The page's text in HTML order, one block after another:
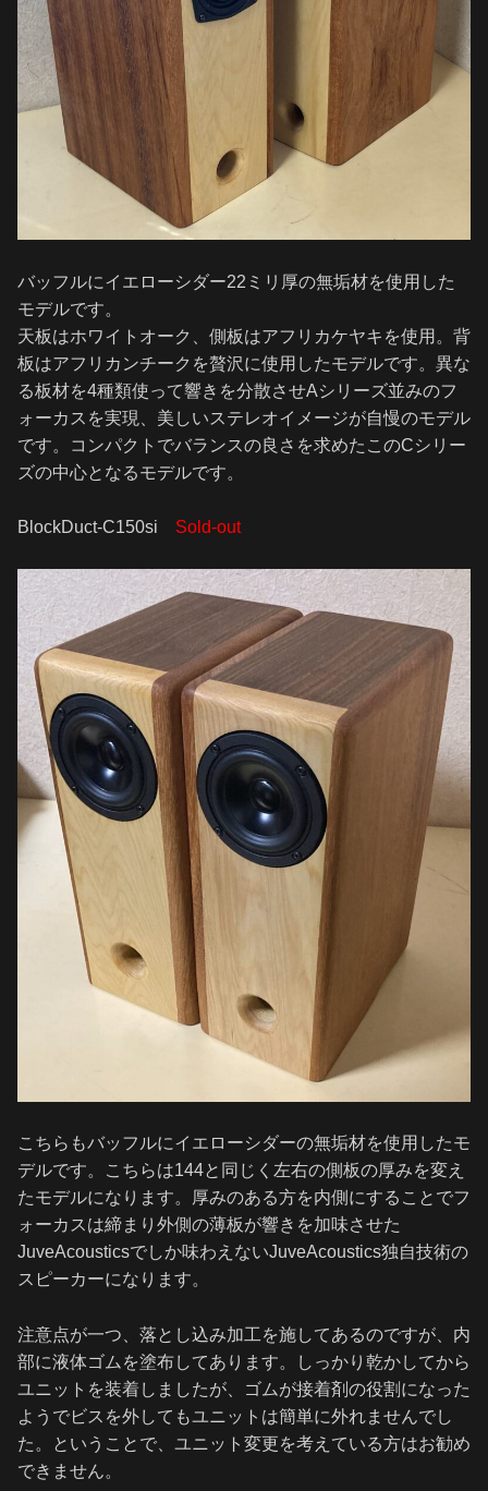
バッフルにイエローシダー22ミリ厚の無垢材を使用した
モデルです。
天板はホワイトオーク、側板はアフリカケヤキを使用。背
板はアフリカンチークを贅沢に使用したモデルです。異な
る板材を4種類使って響きを分散させAシリーズ並みのフ
ォーカスを実現、美しいステレオイメージが自慢のモデル
です。コンパクトでバランスの良さを求めたこのCシリー
ズの中心となるモデルです。
BlockDuct-C150si Sold-out
こちらもバッフルにイエローシダーの無垢材を使用したモ
デルです。こちらは144と同じく左右の側板の厚みを変え
たモデルになります。厚みのある方を内側にすることでフ
ォーカスは締まり外側の薄板が響きを加味させた
JuveAcousticsでしか味わえないJuveAcoustics独自技術の
スピーカーになります。
注意点が一つ、落とし込み加工を施してあるのですが、内
部に液体ゴムを塗布してあります。しっかり乾かしてから
ユニットを装着しましたが、ゴムが接着剤の役割になった
ようでビスを外してもユニットは簡単に外れませんでし
た。ということで、ユニット変更を考えている方はお勧め
できません。